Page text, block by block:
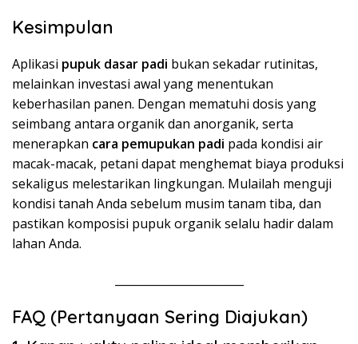
Kesimpulan
Aplikasi pupuk dasar padi bukan sekadar rutinitas,
melainkan investasi awal yang menentukan
keberhasilan panen. Dengan mematuhi dosis yang
seimbang antara organik dan anorganik, serta
menerapkan cara pemupukan padi pada kondisi air
macak-macak, petani dapat menghemat biaya produksi
sekaligus melestarikan lingkungan. Mulailah menguji
kondisi tanah Anda sebelum musim tanam tiba, dan
pastikan komposisi pupuk organik selalu hadir dalam
lahan Anda.
FAQ (Pertanyaan Sering Diajukan)